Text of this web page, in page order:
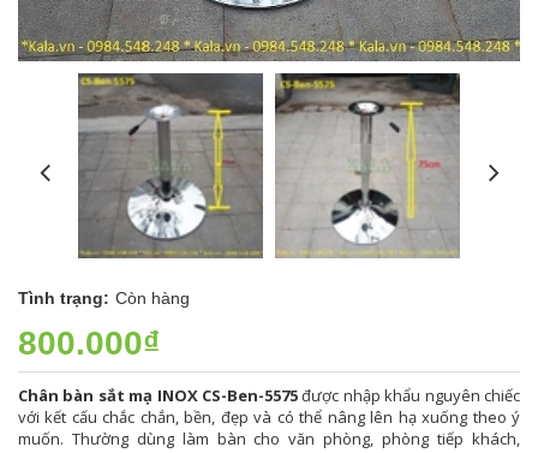
Tình trạng: Còn hàng
800.000₫
Chân bàn sắt mạ INOX CS-Ben-5575được nhập khẩu nguyên chiếc
với kết cấu chắc chắn, bền, đẹp và có thể nâng lên hạ xuống theo ý
muốn. Thường dùng làm bàn cho văn phòng, phòng tiếp khách,